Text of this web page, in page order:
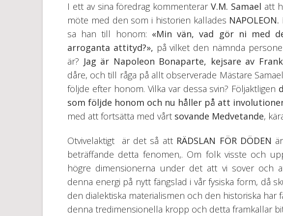
I ett av sina föredrag kommenterarV.M. Samael att
möte med den som i historien kallades NAPOLEON.
sa han till honom: «Min vän, vad gör ni med
arroganta attityd?», på vilket den nämnda
är? Jag är Napoleon Bonaparte, kejsare av
dåre, och till råga på allt observerade Mästare
följde efter honom. Vilka var dessa svin? Följaktligen
som följde honom och nu håller på att
med att fortsätta med vårt sovande Medvetande,
Otvivelaktigt är det så att RÄDSLAN FÖR DÖDEN
beträffande detta fenomen,. Om folk visste och
högre dimensionerna under det att vi sover och
denna energi på nytt fängslad i vår fysiska form, då
den dialektiska materialismen och den historiska har
denna tredimensionella kropp och detta framkallar